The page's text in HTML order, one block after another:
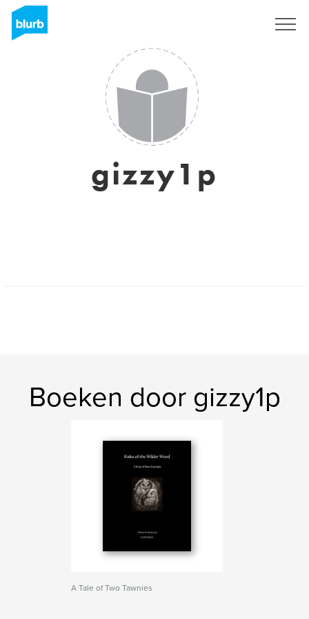
gizzy1p
Boeken door gizzy1p
A Tale of Two Tawnies